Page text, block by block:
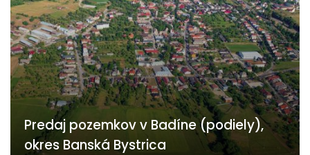
Predaj pozemkov v Badíne (podiely),
okres Banská Bystrica